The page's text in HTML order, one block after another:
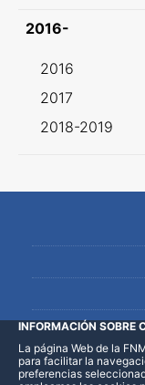
2016-
2016
2017
2018-2019
INFORMACIÓN SOBRE
La página Web de la
para facilitar la
preferencias